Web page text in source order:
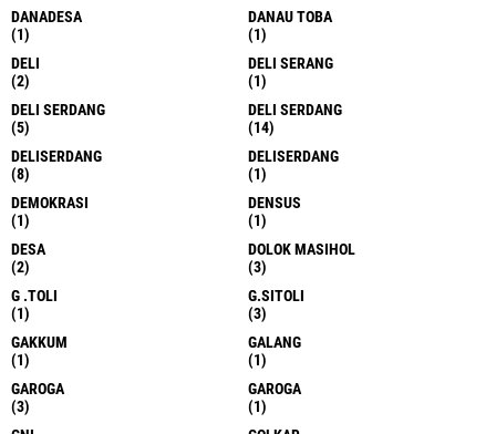
DANADESA
(1)
DANAU TOBA
(1)
DELI
(2)
DELI SERANG
(1)
DELI SERDANG
(5)
DELI SERDANG
(14)
DELISERDANG
(8)
DELISERDANG
(1)
DEMOKRASI
(1)
DENSUS
(1)
DESA
(2)
DOLOK MASIHOL
(3)
G .TOLI
(1)
G.SITOLI
(3)
GAKKUM
(1)
GALANG
(1)
GAROGA
(3)
GAROGA
(1)